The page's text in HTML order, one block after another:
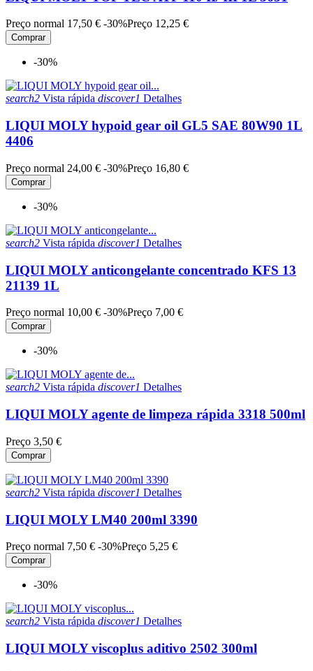
Preço normal 17,50 € -30%Preço 12,25 €
Comprar
-30%
search2 Vista rápida discover1 Detalhes
LIQUI MOLY hypoid gear oil GL5 SAE 80W90 1L
4406
Preço normal 24,00 € -30%Preço 16,80 €
Comprar
-30%
search2 Vista rápida discover1 Detalhes
LIQUI MOLY anticongelante concentrado KFS 13
21139 1L
Preço normal 10,00 € -30%Preço 7,00 €
Comprar
-30%
search2 Vista rápida discover1 Detalhes
LIQUI MOLY agente de limpeza rápida 3318 500ml
Preço 3,50 €
Comprar
search2 Vista rápida discover1 Detalhes
LIQUI MOLY LM40 200ml 3390
Preço normal 7,50 € -30%Preço 5,25 €
Comprar
-30%
search2 Vista rápida discover1 Detalhes
LIQUI MOLY viscoplus aditivo 2502 300ml